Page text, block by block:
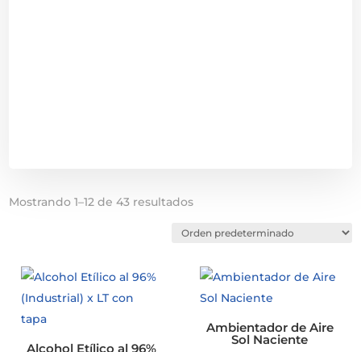
Mostrando 1–12 de 43 resultados
Alcohol Etílico al 96%
Ambientador de Aire
Sol Naciente